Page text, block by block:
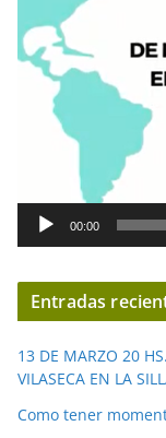
d
d
í
d
o
00:00
Entradas
13 DE MARZO 20
VILASECA EN LA
Como tener